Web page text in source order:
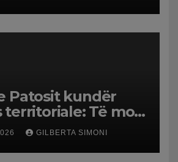
naftën
në vend
Patosit kundër
territoriale: Të mos
identitetin e
GILBERTA SIMONI